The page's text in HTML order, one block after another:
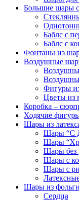
Большие шары
Баблс с
Баблс с
Фонтаны из
Воздушные
Фигуры
Цветы из
Коробка –
Ходячие
Шары из
Шары “С
Шары
Шары без
Шары с
Шары с
Шары из фольги
Сердца